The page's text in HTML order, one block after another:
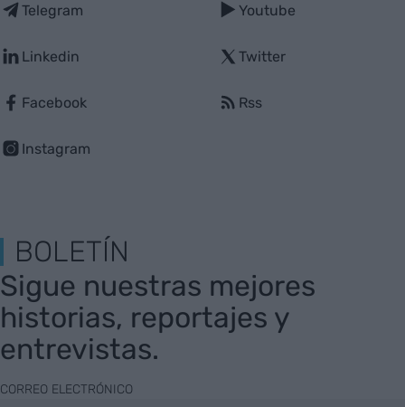
Telegram
Linkedin
Facebook
Instagram
Youtube
Twitter
Rss
BOLETÍN
Sigue nuestras mejores
historias, reportajes y
entrevistas.
CORREO ELECTRÓNICO